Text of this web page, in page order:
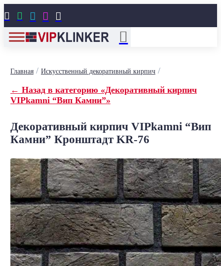
    
Главная/ Искусственный декоративный кирпич/
← Назад в категорию «Декоративный кирпич
VIPkamni “Вип Камни”»
Декоративный кирпич VIPkamni “Вип
Камни” Кронштадт KR-76